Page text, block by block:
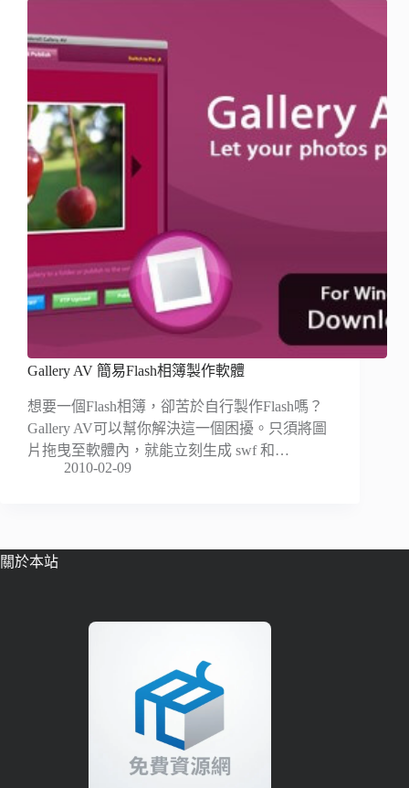
Gallery AV 簡易Flash相簿製作軟體
想要一個Flash相簿，卻苦於自行製作Flash嗎？
Gallery AV可以幫你解決這一個困擾。只須將圖
片拖曳至軟體內，就能立刻生成 swf 和…
2010-02-09
關於本站